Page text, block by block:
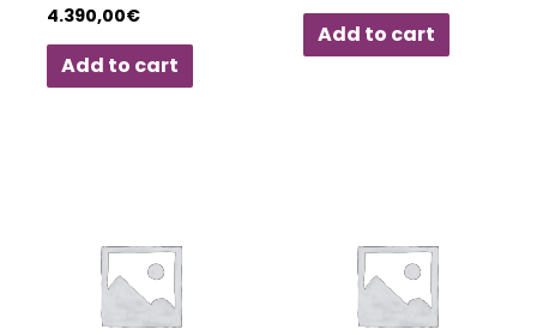
4.390,00€
Add to cart
Add to cart